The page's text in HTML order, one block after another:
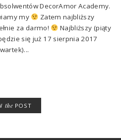
DecorAmor Academy.
my
Zatem najbliższy
za darmo!
Najbliższy (piąty
się już 17 sierpnia 2017
the POST